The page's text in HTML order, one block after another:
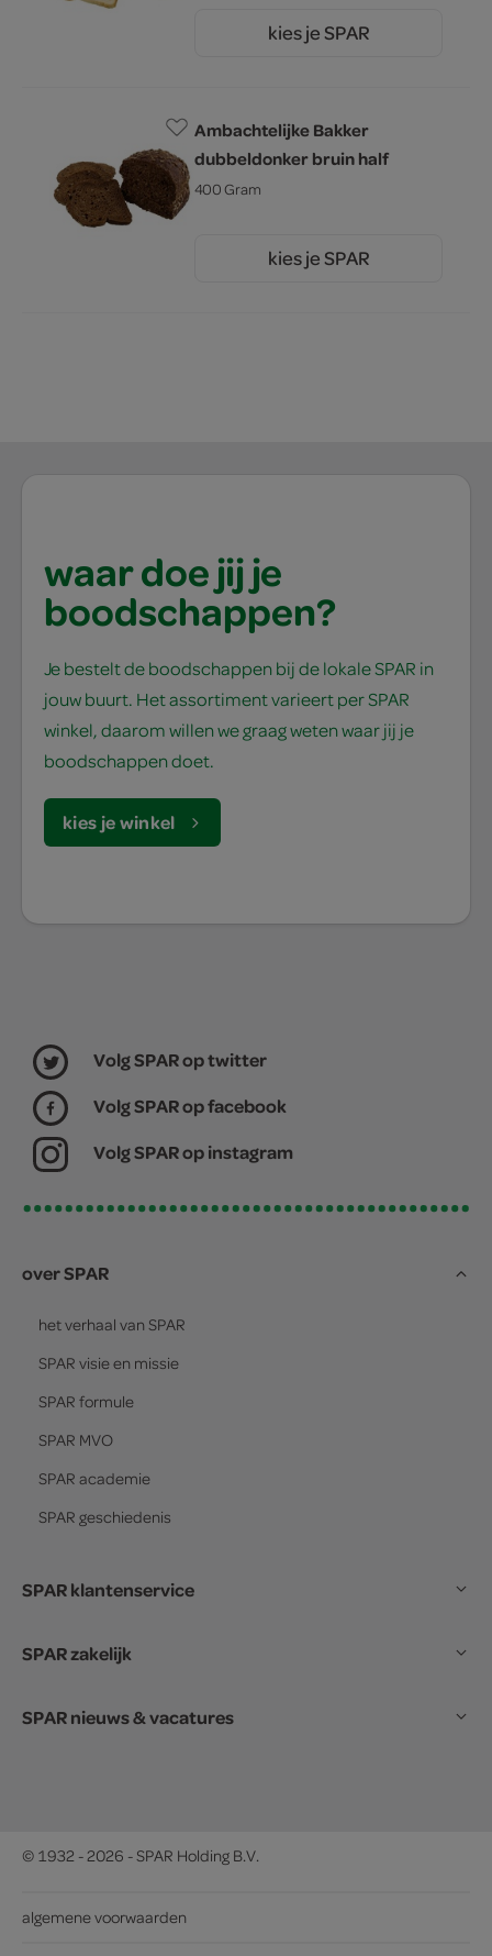
kies je SPAR
Ambachtelijke Bakker
dubbeldonker bruin half
400 Gram
kies je SPAR
waar doe jij je
boodschappen?
Je bestelt de boodschappen bij de lokale SPAR in
jouw buurt. Het assortiment varieert per SPAR
winkel, daarom willen we graag weten waar jij je
boodschappen doet.
kies je winkel
Volg SPAR op twitter
Volg SPAR op facebook
Volg SPAR op instagram
over SPAR
het verhaal van SPAR
SPAR visie en missie
SPAR formule
SPAR MVO
SPAR academie
SPAR geschiedenis
SPAR klantenservice
SPAR zakelijk
SPAR nieuws & vacatures
© 1932 - 2026 - SPAR Holding B.V.
algemene voorwaarden